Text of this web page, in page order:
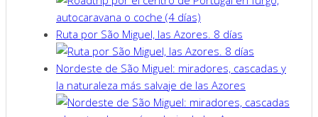
Ruta por São Miguel, las Azores. 8 días
Nordeste de São Miguel: miradores, cascadas y
la naturaleza más salvaje de las Azores